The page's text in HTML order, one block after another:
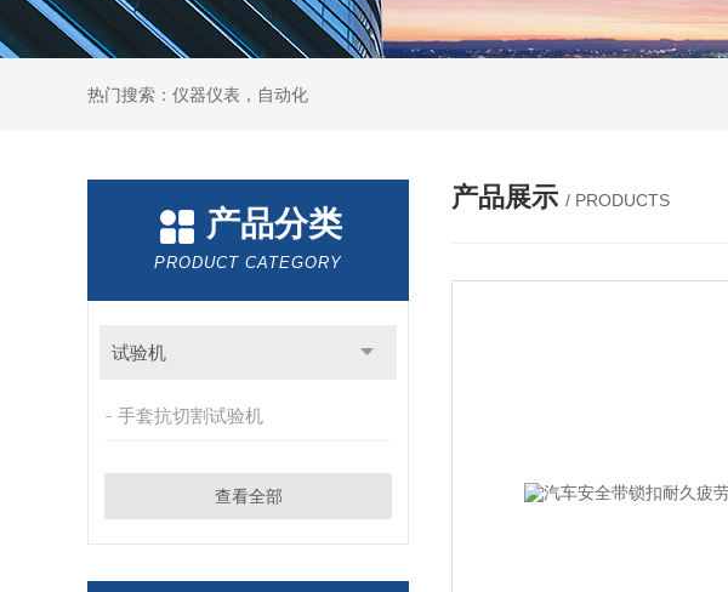
热门搜索：仪器仪表，自动化
产品分类
PRODUCT CATEGORY
试验机
手套抗切割试验机
查看全部
产品展示 / PRODUCTS